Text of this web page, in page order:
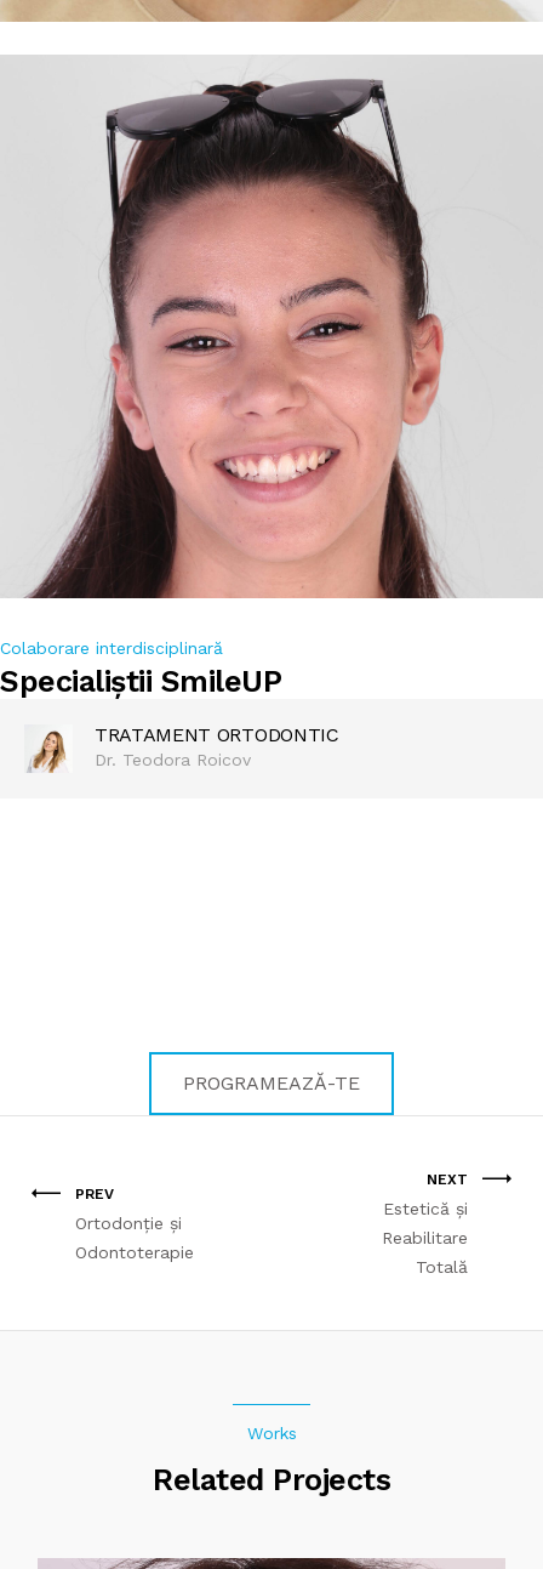
Colaborare interdisciplinară
Specialiștii SmileUP
TRATAMENT ORTODONTIC
Dr. Teodora Roicov
PROGRAMEAZĂ-TE
PREV
Ortodonție și
Odontoterapie
NEXT
Estetică și
Reabilitare
Totală
Works
Related Projects